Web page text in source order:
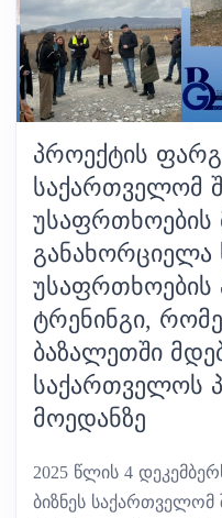
ᲞᲠᲝᲔᲥᲢᲘᲡ
ᲡᲐᲥᲐᲠᲗᲕᲔᲚᲝᲛ
ᲒᲐᲜᲐᲮᲝᲠᲪᲘᲔᲚᲐ
ᲣᲡᲐᲤᲠᲗᲮᲝᲔᲑᲘᲡ
ᲢᲠᲔᲜᲘᲜᲒᲘ,
ᲑᲐᲖᲐᲚᲔᲗᲨᲘ
ᲡᲐᲥᲐᲠᲗᲕᲔᲚᲝᲡ
ᲛᲝᲔᲓᲐᲜᲖᲔ
2025 წლის 4
ბიზნეს